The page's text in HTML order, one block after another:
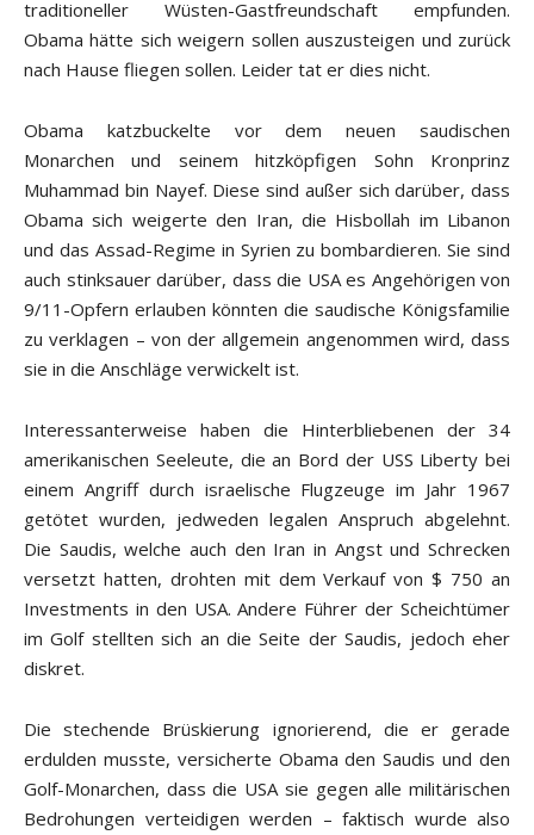
traditioneller Wüsten-Gastfreundschaft empfunden.
Obama hätte sich weigern sollen auszusteigen und zurück
nach Hause fliegen sollen. Leider tat er dies nicht.
Obama katzbuckelte vor dem neuen saudischen
Monarchen und seinem hitzköpfigen Sohn Kronprinz
Muhammad bin Nayef. Diese sind außer sich darüber, dass
Obama sich weigerte den Iran, die Hisbollah im Libanon
und das Assad-Regime in Syrien zu bombardieren. Sie sind
auch stinksauer darüber, dass die USA es Angehörigen von
9/11-Opfern erlauben könnten die saudische Königsfamilie
zu verklagen – von der allgemein angenommen wird, dass
sie in die Anschläge verwickelt ist.
Interessanterweise haben die Hinterbliebenen der 34
amerikanischen Seeleute, die an Bord der USS Liberty bei
einem Angriff durch israelische Flugzeuge im Jahr 1967
getötet wurden, jedweden legalen Anspruch abgelehnt.
Die Saudis, welche auch den Iran in Angst und Schrecken
versetzt hatten, drohten mit dem Verkauf von $ 750 an
Investments in den USA. Andere Führer der Scheichtümer
im Golf stellten sich an die Seite der Saudis, jedoch eher
diskret.
Die stechende Brüskierung ignorierend, die er gerade
erdulden musste, versicherte Obama den Saudis und den
Golf-Monarchen, dass die USA sie gegen alle militärischen
Bedrohungen verteidigen werden – faktisch wurde also